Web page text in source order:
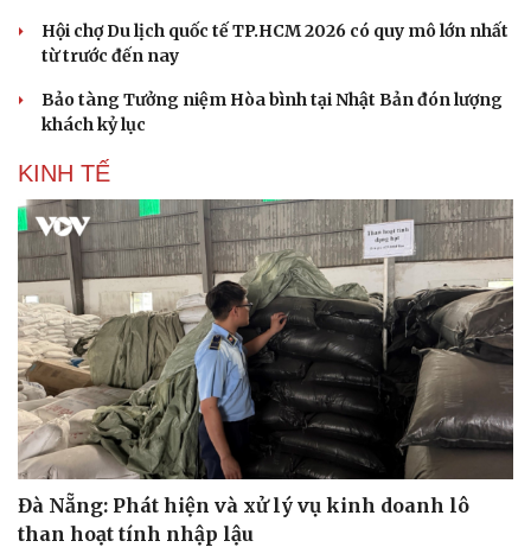
Hội chợ Du lịch quốc tế TP.HCM 2026 có quy mô lớn nhất
từ trước đến nay
Bảo tàng Tưởng niệm Hòa bình tại Nhật Bản đón lượng
khách kỷ lục
KINH TẾ
Đà Nẵng: Phát hiện và xử lý vụ kinh doanh lô
than hoạt tính nhập lậu